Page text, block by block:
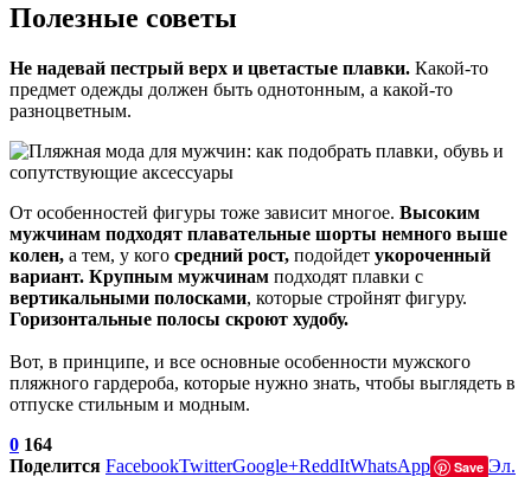
Полезные советы
Не надевай пестрый верх и цветастые плавки. Какой-то
предмет одежды должен быть однотонным, а какой-то
разноцветным.
От особенностей фигуры тоже зависит многое. Высоким
мужчинам подходят плавательные шорты немного выше
колен, а тем, у кого средний рост, подойдет укороченный
вариант. Крупным мужчинам подходят плавки с
вертикальными полосками, которые стройнят фигуру.
Горизонтальные полосы скроют худобу.
Вот, в принципе, и все основные особенности мужского
пляжного гардероба, которые нужно знать, чтобы выглядеть в
отпуске стильным и модным.
0 164
Поделится FacebookTwitterGoogle+ReddItWhatsApp Save Эл.